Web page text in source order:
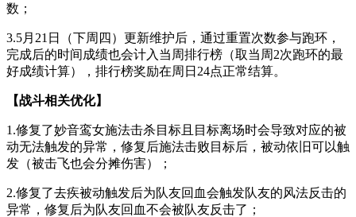
数；
3.5月21日（下周四）更新维护后，通过重置次数参与跑环，
完成后的时间成绩也会计入当周排行榜（取当周2次跑环的最
好成绩计算），排行榜奖励在周日24点正常结算。
【战斗相关优化】
1.修复了妙音鸾女施法击杀目标且目标离场时会导致对应的被
动无法触发的异常，修复后施法击败目标后，被动依旧可以触
发（被击飞也会分摊伤害）；
2.修复了去疾被动触发后为队友回血会触发队友的风法反击的
异常，修复后为队友回血不会被队友反击了；